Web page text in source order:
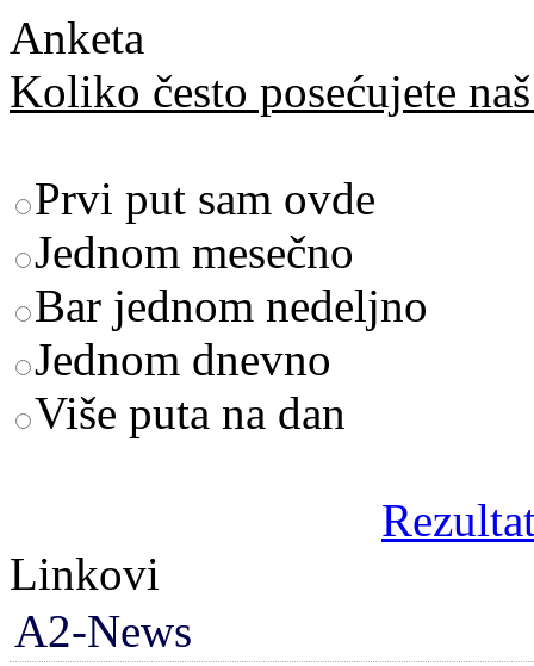
Anketa
Koliko često posećujete
Prvi put sam ovde
Jednom mesečno
Bar jednom nedeljno
Jednom dnevno
Više puta na dan
Linkovi
A2-News